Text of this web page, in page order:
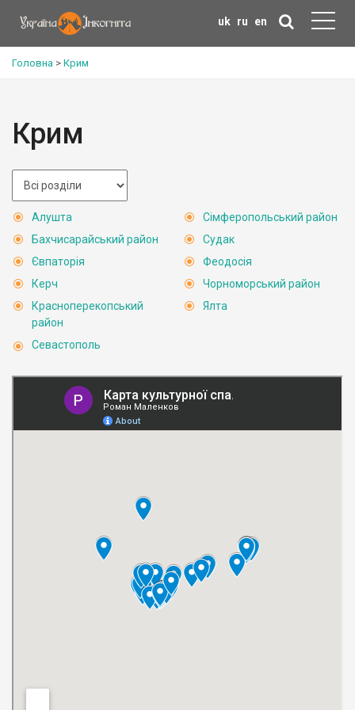
uk ru en
Головна > Крим
Крим
Алушта
Бахчисарайський район
Євпаторія
Керч
Красноперекопський
район
Севастополь
Сімферопольський район
Судак
Феодосія
Чорноморський район
Ялта